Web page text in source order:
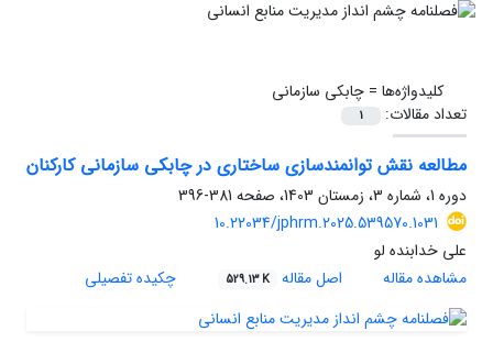
کلیدواژه‌ها =چابکی سازمانی
تعداد مقالات:
1
مطالعه نقش توانمندسازی ساختاری در چابکی سازمانی کارکنان
دوره 1، شماره 3، زمستان 1403، صفحه
381-396
10.22034/jphrm.2025.539570.1031
علی خدابنده لو
مشاهده مقاله
اصل مقاله 529.13 K چکیده تفصیلی